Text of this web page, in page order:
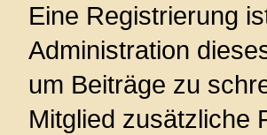
Eine Registrierung
Administration
um Beiträge zu
Mitglied zusätzliche